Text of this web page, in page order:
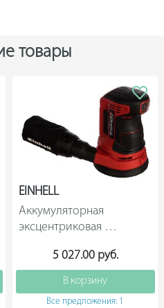
головки редуктора
сокращается, что
устройством в любом
товары
EINHELL
Аккумуляторная
эксцентриковая
RS 18 Li-Solo 4462010
5 027.00 руб.
В корзину
Все предложения: 1